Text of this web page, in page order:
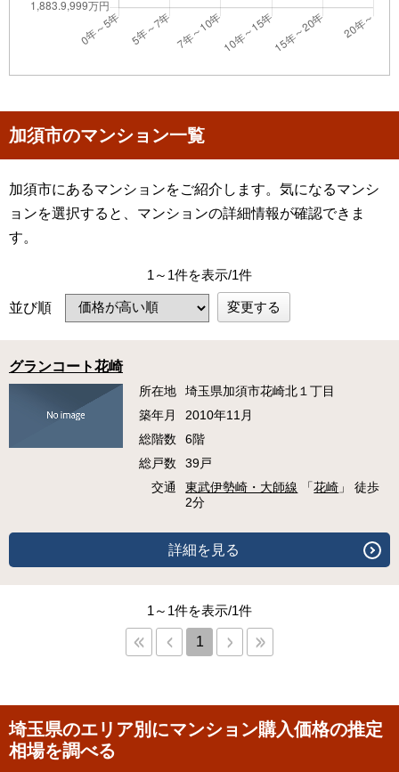
加須市のマンション一覧
加須市にあるマンションをご紹介します。気になるマンシ
ョンを選択すると、マンションの詳細情報が確認できま
す。
1～1件を表示/1件
並び順 変更する
グランコート花崎
所在地
埼玉県加須市花崎北１丁目
築年月
2010年11月
総階数
6階
総戸数
39戸
交通
東武伊勢崎・大師線 「花崎 」 徒歩
2分
詳細を見る
1～1件を表示/1件
1
埼玉県のエリア別にマンション購入価格の推定
相場を調べる